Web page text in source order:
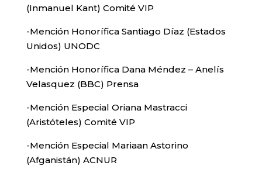
(Inmanuel Kant) Comité VIP
-Mención Honorífica Santiago Díaz (Estados
Unidos) UNODC
-Mención Honorífica Dana Méndez – Anelís
Velasquez (BBC) Prensa
-Mención Especial Oriana Mastracci
(Aristóteles) Comité VIP
-Mención Especial Mariaan Astorino
(Afganistán) ACNUR